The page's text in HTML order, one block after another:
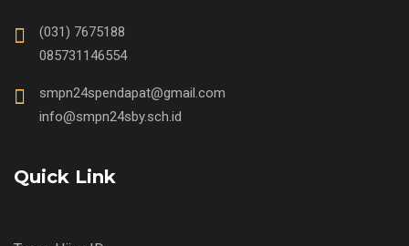
(031) 7675188
085731146554
smpn24spendapat@gmail.com
info@smpn24sby.sch.id
Quick Link